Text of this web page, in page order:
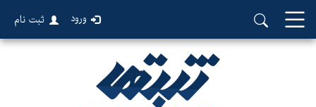
ورود ثبت نام